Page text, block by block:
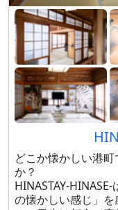
どこか懐かしい港
か？
HINASTAY-
の懐かしい感じ」を